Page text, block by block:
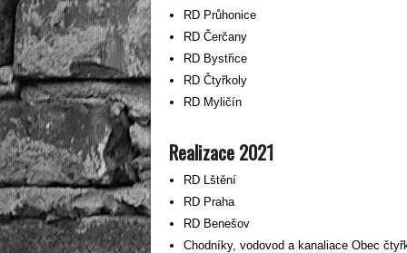
RD Průhonice
RD Čerčany
RD Bystřice
RD Čtyřkoly
RD Myličín
Realizace 2021
RD Lštění
RD Praha
RD Benešov
Chodníky, vodovod a kanaliace Obec